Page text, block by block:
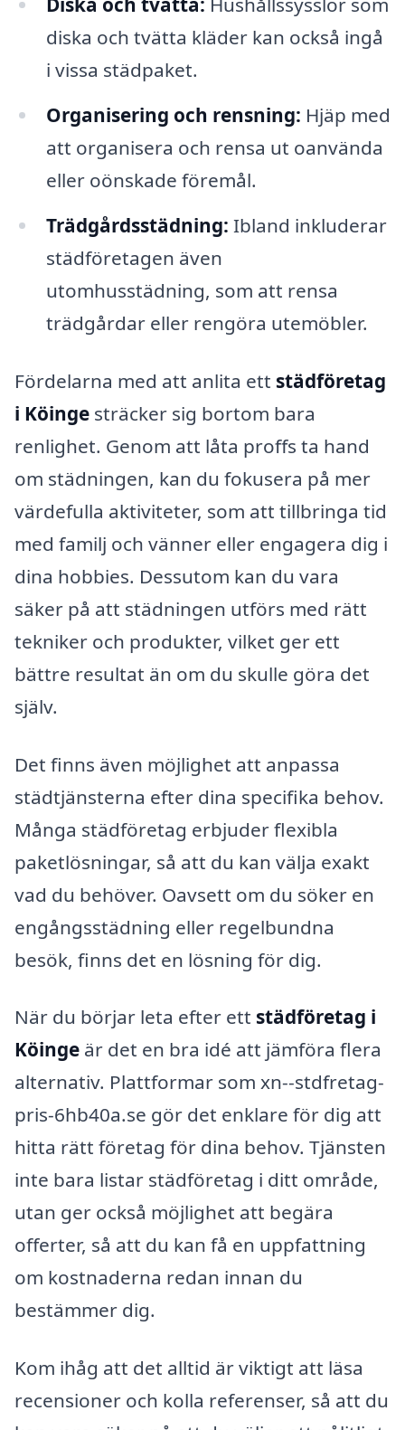
diska och tvätta kläder kan också ingå
i vissa städpaket.
Organisering och rensning: Hjäp med
att organisera och rensa ut oanvända
eller oönskade föremål.
Trädgårdsstädning: Ibland inkluderar
städföretagen även
utomhusstädning, som att rensa
trädgårdar eller rengöra utemöbler.
Fördelarna med att anlita ett städföretag
i Köinge sträcker sig bortom bara
renlighet. Genom att låta proffs ta hand
om städningen, kan du fokusera på mer
värdefulla aktiviteter, som att tillbringa tid
med familj och vänner eller engagera dig i
dina hobbies. Dessutom kan du vara
säker på att städningen utförs med rätt
tekniker och produkter, vilket ger ett
bättre resultat än om du skulle göra det
själv.
Det finns även möjlighet att anpassa
städtjänsterna efter dina specifika behov.
Många städföretag erbjuder flexibla
paketlösningar, så att du kan välja exakt
vad du behöver. Oavsett om du söker en
engångsstädning eller regelbundna
besök, finns det en lösning för dig.
När du börjar leta efter ett städföretag i
Köinge är det en bra idé att jämföra flera
alternativ. Plattformar som xn--stdfretag-
pris-6hb40a.se gör det enklare för dig att
hitta rätt företag för dina behov. Tjänsten
inte bara listar städföretag i ditt område,
utan ger också möjlighet att begära
offerter, så att du kan få en uppfattning
om kostnaderna redan innan du
bestämmer dig.
Kom ihåg att det alltid är viktigt att läsa
recensioner och kolla referenser, så att du